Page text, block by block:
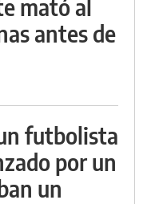
mató al
antes de
futbolista
por un
un